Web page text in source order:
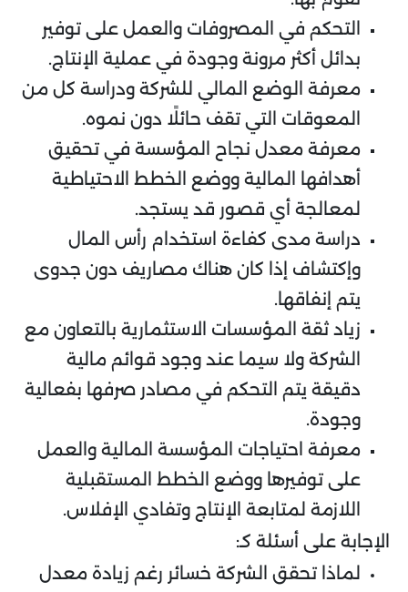
التحكم في المصروفات والعمل على توفير
بدائل أكثر مرونة وجودة في عملية الإنتاج.
معرفة الوضع المالي للشركة ودراسة كل من
المعوقات التي تقف حائلًا دون نموه.
معرفة معدل نجاح المؤسسة في تحقيق
أهدافها المالية ووضع الخطط الاحتياطية
لمعالجة أي قصور قد يستجد.
دراسة مدى كفاءة استخدام رأس المال
وإكتشاف إذا كان هناك مصاريف دون جدوى
يتم إنفاقها.
زياد ثقة المؤسسات الاستثمارية بالتعاون مع
الشركة ولا سيما عند وجود قوائم مالية
دقيقة يتم التحكم في مصادر صرفها بفعالية
وجودة.
معرفة احتياجات المؤسسة المالية والعمل
على توفيرها ووضع الخطط المستقبلية
اللازمة لمتابعة الإنتاج وتفادي الإفلاس.
الإجابة على أسئلة كـ:
لماذا تحقق الشركة خسائر رغم زيادة معدل